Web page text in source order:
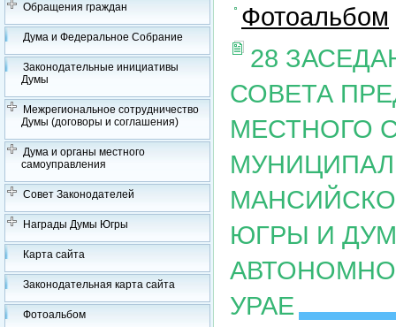
Обращения граждан
Дума и Федеральное Собрание
Законодательные инициативы
Думы
Межрегиональное сотрудничество
Думы (договоры и соглашения)
Дума и органы местного
самоуправления
Совет Законодателей
Награды Думы Югры
Карта сайта
Законодательная карта сайта
Фотоальбом
Фотоальбом
28
СОВЕТА
МЕСТНОГО
ЮГРЫ И
УРАЕ